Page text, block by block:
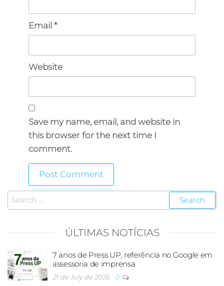
Email *
Website
Save my name, email, and website in
this browser for the next time I
comment.
ÚLTIMAS NOTÍCIAS
7 anos de Press UP, referência no Google em
assessoria de imprensa
21 de July de 2026 0